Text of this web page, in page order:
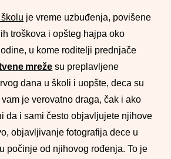
je vreme uzbuđenja, povišene
troškova i opšteg hajpa oko
u kome roditelji prednjače
mreže su preplavljene
dana u školi i uopšte, deca su
je verovatno draga, čak i ako
da i sami često objavljujete njihove
objavljivanje fotografija dece u
počinje od njihovog rođenja. To je